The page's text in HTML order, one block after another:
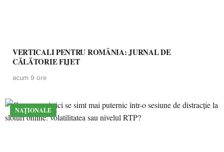
VERTICALI PENTRU ROMÂNIA: JURNAL DE
CĂLĂTORIE FIJET
acum 9 ore
NAȚIONALE